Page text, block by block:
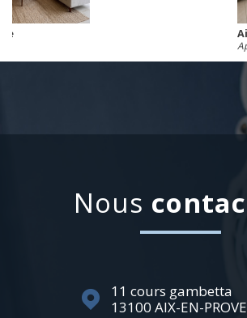
nous
11 cours gambetta
13100 AIX-EN-